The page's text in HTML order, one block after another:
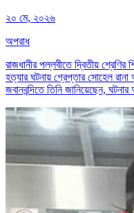
২০ মে, ২০২৬
অপরাধ
রাজধানীর পল্লবীতে দ্বিতীয় শ্রেণির
হত্যার ঘটনায় গ্রেপ্তার সোহেল
জবানবন্দিতে তিনি জানিয়েছেন,